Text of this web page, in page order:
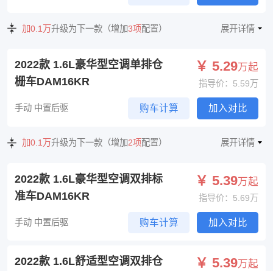
加0.1万升级为下一款（增加3项配置） 展开详情
2022款 1.6L豪华型空调单排仓
栅车DAM16KR
￥ 5.29万起
指导价：5.59万
手动 中置后驱 购车计算 加入对比
加0.1万升级为下一款（增加2项配置） 展开详情
2022款 1.6L豪华型空调双排标
准车DAM16KR
￥ 5.39万起
指导价：5.69万
手动 中置后驱 购车计算 加入对比
2022款 1.6L舒适型空调双排仓
￥ 5.39万起